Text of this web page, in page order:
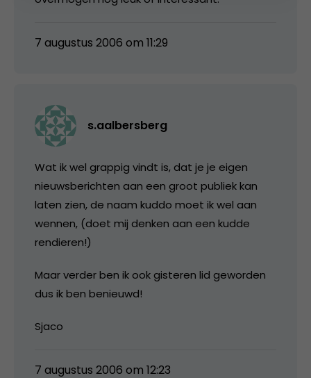
7 augustus 2006 om 11:29
s.aalbersberg
Wat ik wel grappig vindt is, dat je je eigen
nieuwsberichten aan een groot publiek kan
laten zien, de naam kuddo moet ik wel aan
wennen, (doet mij denken aan een kudde
rendieren!)
Maar verder ben ik ook gisteren lid geworden
dus ik ben benieuwd!
Sjaco
7 augustus 2006 om 12:23